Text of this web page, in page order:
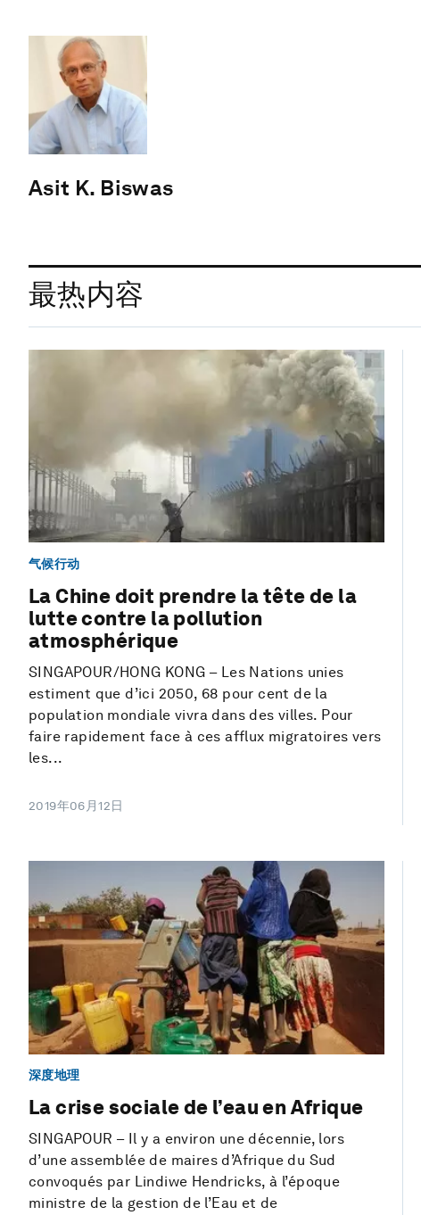
Asit K. Biswas
最热内容
气候行动
La Chine doit prendre la tête de la
lutte contre la pollution
atmosphérique
SINGAPOUR/HONG KONG – Les Nations unies
estiment que d’ici 2050, 68 pour cent de la
population mondiale vivra dans des villes. Pour
faire rapidement face à ces afflux migratoires vers
les...
2019年06月12日
深度地理
La crise sociale de l’eau en Afrique
SINGAPOUR – Il y a environ une décennie, lors
d’une assemblée de maires d’Afrique du Sud
convoqués par Lindiwe Hendricks, à l’époque
ministre de la gestion de l’Eau et de